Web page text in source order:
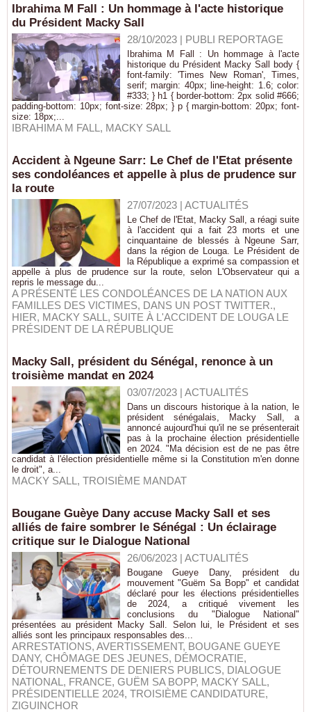
Ibrahima M Fall : Un hommage à l'acte historique
du Président Macky Sall
28/10/2023| PUBLI REPORTAGE
Ibrahima M Fall : Un hommage à l'acte
historique du Président Macky Sall body {
font-family: 'Times New Roman', Times,
serif; margin: 40px; line-height: 1.6; color:
#333; } h1 { border-bottom: 2px solid #666;
padding-bottom: 10px; font-size: 28px; } p { margin-bottom: 20px; font-
size: 18px;...
IBRAHIMA M FALL , MACKY SALL
Accident à Ngeune Sarr: Le Chef de l'Etat présente
ses condoléances et appelle à plus de prudence sur
la route
27/07/2023| ACTUALITÉS
Le Chef de l'Etat, Macky Sall, a réagi suite
à l'accident qui a fait 23 morts et une
cinquantaine de blessés à Ngeune Sarr,
dans la région de Louga. Le Président de
la République a exprimé sa compassion et
appelle à plus de prudence sur la route, selon L'Observateur qui a
repris le message du...
A PRÉSENTÉ LES CONDOLÉANCES DE LA NATION AUX
FAMILLES DES VICTIMES, DANS UN POST TWITTER.,
HIER, MACKY SALL , SUITE À L'ACCIDENT DE LOUGA LE
PRÉSIDENT DE LA RÉPUBLIQUE
Macky Sall, président du Sénégal, renonce à un
troisième mandat en 2024
03/07/2023| ACTUALITÉS
Dans un discours historique à la nation, le
président sénégalais, Macky Sall, a
annoncé aujourd'hui qu'il ne se présenterait
pas à la prochaine élection présidentielle
en 2024. "Ma décision est de ne pas être
candidat à l'élection présidentielle même si la Constitution m'en donne
le droit", a...
MACKY SALL , TROISIÈME MANDAT
Bougane Guèye Dany accuse Macky Sall et ses
alliés de faire sombrer le Sénégal : Un éclairage
critique sur le Dialogue National
26/06/2023| ACTUALITÉS
Bougane Gueye Dany, président du
mouvement "Guëm Sa Bopp" et candidat
déclaré pour les élections présidentielles
de 2024, a critiqué vivement les
conclusions du "Dialogue National"
présentées au président Macky Sall. Selon lui, le Président et ses
alliés sont les principaux responsables des...
ARRESTATIONS, AVERTISSEMENT, BOUGANE GUEYE
DANY, CHÔMAGE DES JEUNES, DÉMOCRATIE,
DÉTOURNEMENTS DE DENIERS PUBLICS, DIALOGUE
NATIONAL , FRANCE, GUËM SA BOPP, MACKY SALL ,
PRÉSIDENTIELLE 2024, TROISIÈME CANDIDATURE,
ZIGUINCHOR